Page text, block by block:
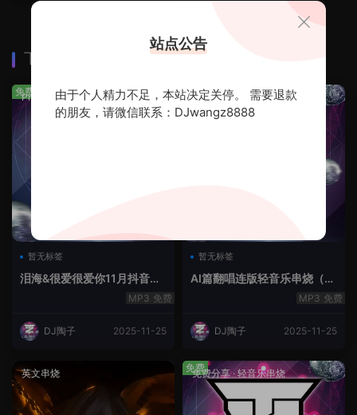
下载排行
Prog House·免费分享
暂无标签
泪海&很爱很爱你11月抖音串
免费
DJ陶子 2025-11-25
免费 免费分享·轻音乐串烧
暂无标签
AI篇翻唱连版轻音乐串烧（治
免费
DJ陶子 2025-11-25
免费
英文串烧 免费分享·轻音乐串烧
免费
站点公告
由于个人精力不足，本站决定关停。 需要退款
的朋友，请微信联系：DJwangz8888